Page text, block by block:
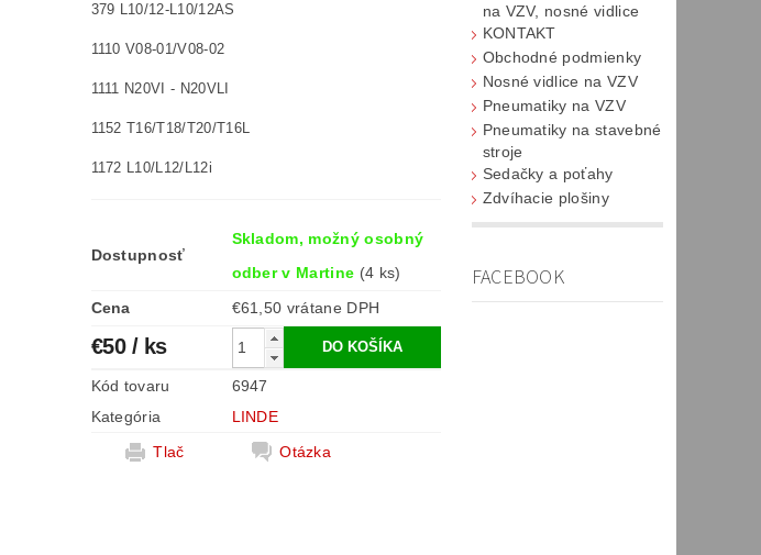
379 L10/12-L10/12AS
1110 V08-01/V08-02
1111 N20VI - N20VLI
1152 T16/T18/T20/T16L
1172 L10/L12/L12i
Dostupnosť
Skladom, možný osobný
odber v Martine (4 ks)
Cena
€61,50 vrátane DPH
€50 / ks
Kód tovaru
6947
Kategória
LINDE
Tlač
Otázka
na VZV, nosné vidlice
KONTAKT
Obchodné podmienky
Nosné vidlice na VZV
Pneumatiky na VZV
Pneumatiky na stavebné
stroje
Sedačky a poťahy
Zdvíhacie plošiny
FACEBOOK